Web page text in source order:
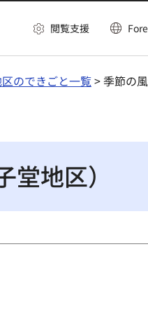
閲覧支援
のできごと一覧> 季節の
地区）